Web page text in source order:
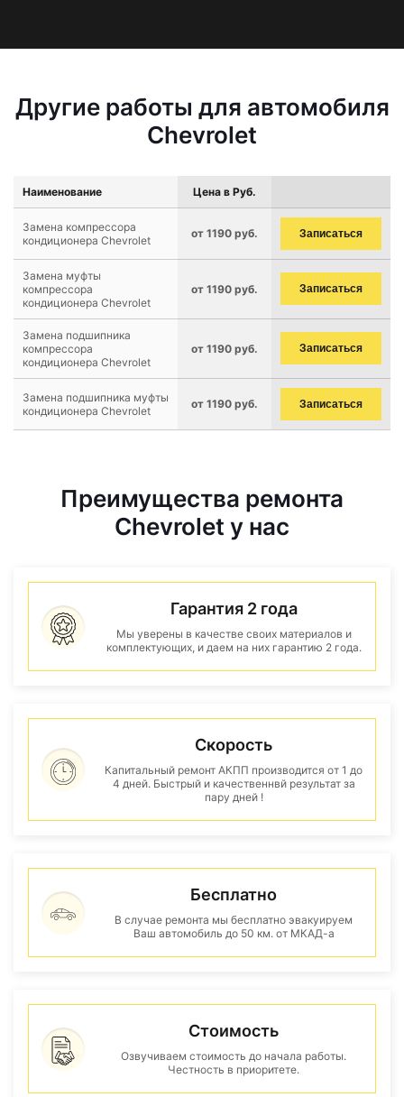
Другие работы для автомобиля
Chevrolet
Наименование Цена в Руб.
Замена компрессора
кондиционера Chevrolet
от 1190 руб. Записаться
Замена муфты
компрессора
кондиционера Chevrolet
от 1190 руб. Записаться
Замена подшипника
компрессора
кондиционера Chevrolet
от 1190 руб. Записаться
Замена подшипника муфты
кондиционера Chevrolet
от 1190 руб. Записаться
Преимущества ремонта
Chevrolet у нас
Гарантия 2 года
Мы уверены в качестве своих материалов и
комплектующих, и даем на них гарантию 2 года.
Скорость
Капитальный ремонт АКПП производится от 1 до
4 дней. Быстрый и качественнвй результат за
пару дней !
Бесплатно
В случае ремонта мы бесплатно эвакуируем
Ваш автомобиль до 50 км. от МКАД-а
Стоимость
Озвучиваем стоимость до начала работы.
Честность в приоритете.